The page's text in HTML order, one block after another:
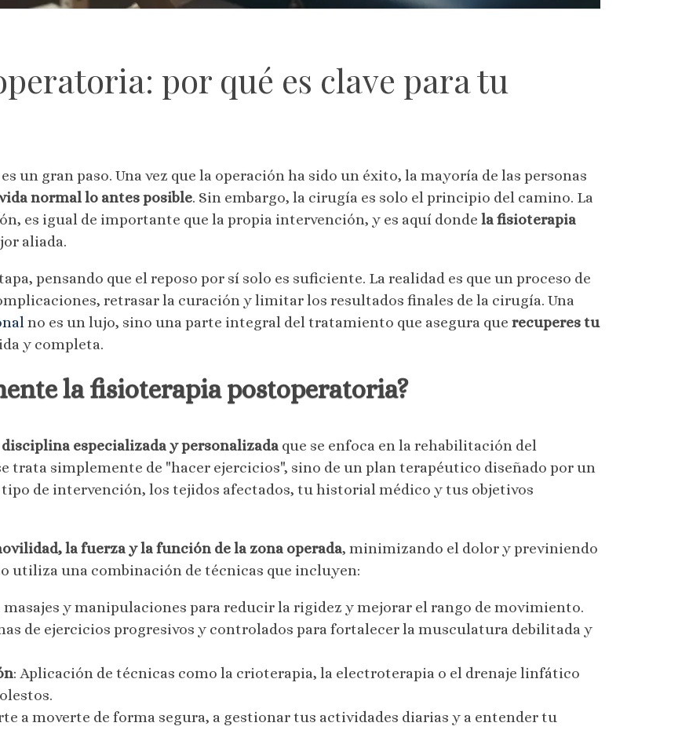
por qué es clave para tu
un gran paso. Una vez que la operación ha sido un éxito, la mayoría de las personas
normal lo antes posible. Sin embargo, la cirugía es solo el principio del camino. La
es igual de importante que la propia intervención, y es aquí dondela fisioterapia
aliada.
pensando que el reposo por sí solo es suficiente. La realidad es que un proceso de
retrasar la curación y limitar los resultados finales de la cirugía. Una
no es un lujo, sino una parte integral del tratamiento que asegura querecuperes tu
y completa.
la fisioterapia postoperatoria?
especializada y personalizada que se enfoca en la rehabilitación del
trata simplemente de "hacer ejercicios", sino de un plan terapéutico diseñado por un
de intervención, los tejidos afectados, tu historial médico y tus objetivos
la fuerza y la función de la zona operada, minimizando el dolor y previniendo
utiliza una combinación de técnicas que incluyen:
y manipulaciones para reducir la rigidez y mejorar el rango de movimiento.
de ejercicios progresivos y controlados para fortalecer la musculatura debilitada y
: Aplicación de técnicas como la crioterapia, la electroterapia o el drenaje linfático
a moverte de forma segura, a gestionar tus actividades diarias y a entender tu